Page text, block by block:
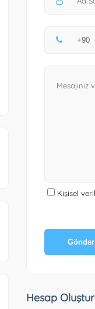
Kişisel
Gönder
Hesap Oluştur